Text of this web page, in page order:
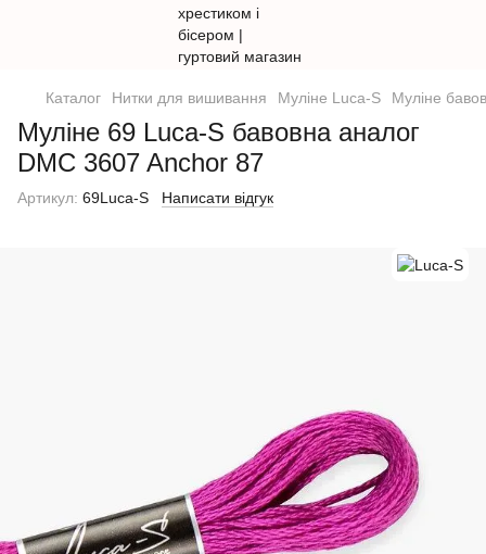
Каталог Нитки для вишивання Муліне Luca-S Муліне
Муліне 69 Luca-S бавовна аналог
DMC 3607 Anchor 87
Артикул: 69Luca-S Написати відгук